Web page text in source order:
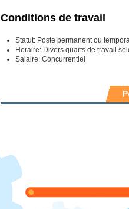
Conditions de travail
Statut: Poste permanent ou
Horaire: Divers quarts de travail
Salaire: Concurrentiel